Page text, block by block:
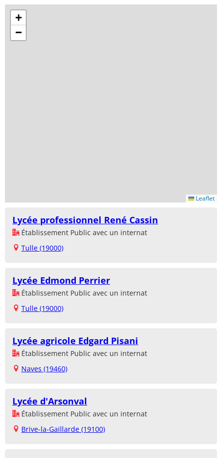
+
−
Leaflet
Lycée professionnel René Cassin
Établissement Public avec un internat
Tulle (19000)
Lycée Edmond Perrier
Établissement Public avec un internat
Tulle (19000)
Lycée agricole Edgard Pisani
Établissement Public avec un internat
Naves (19460)
Lycée d'Arsonval
Établissement Public avec un internat
Brive-la-Gaillarde (19100)